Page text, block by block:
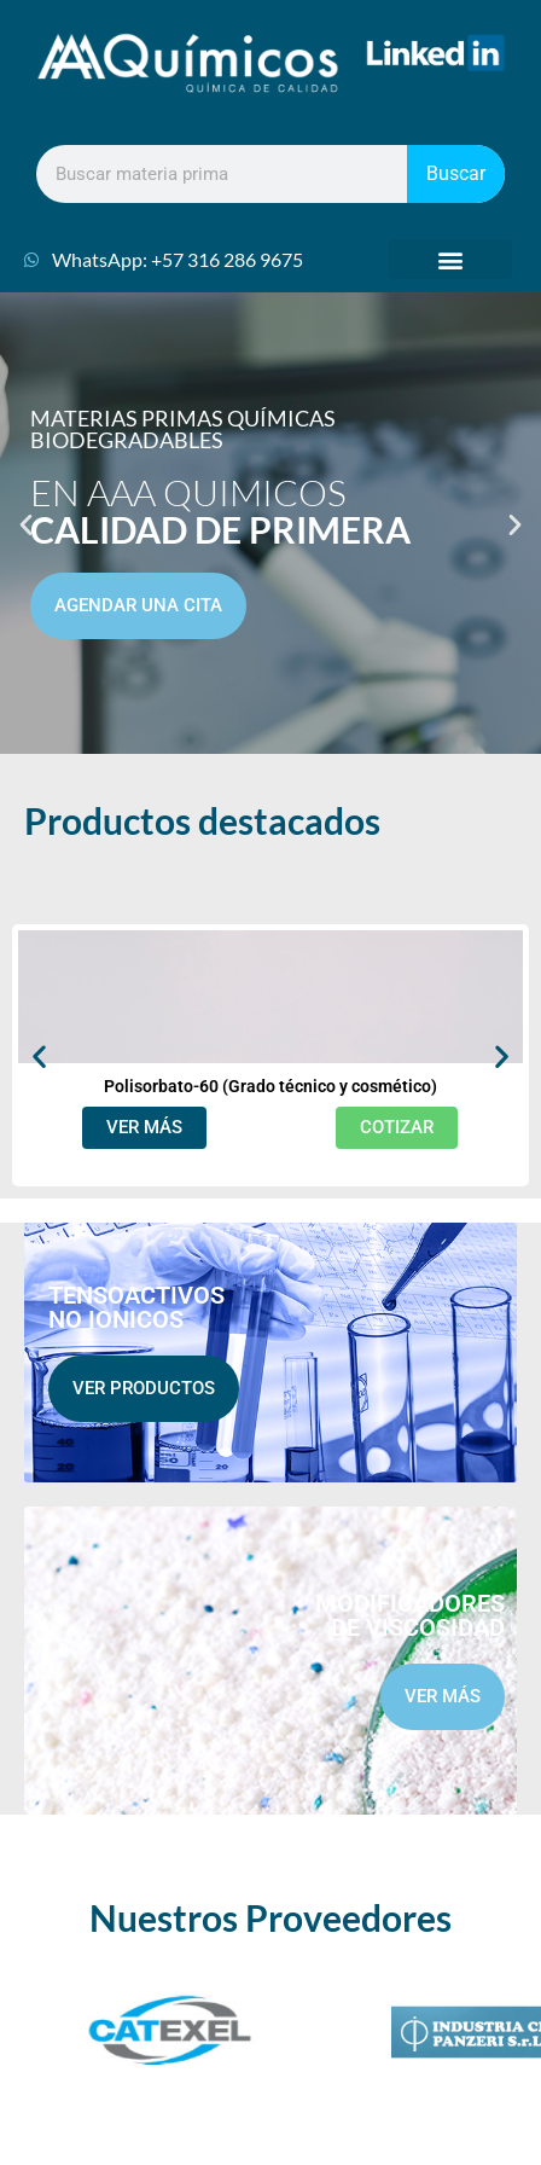
Buscar
WhatsApp: +57 316 286 9675
MATERIAS PRIMAS QUÍMICAS
BIODEGRADABLES
EN AAA QUIMICOS
CALIDAD DE PRIMERA
AGENDAR UNA CITA
Productos destacados
Polisorbato-60 (Grado técnico y cosmético)
VER MÁS COTIZAR
TENSOACTIVOS
NO IONICOS
VER PRODUCTOS
MODIFICADORES
DE VISCOSIDAD
VER MÁS
Nuestros Proveedores